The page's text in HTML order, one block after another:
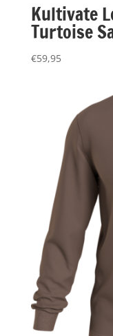
Kultivate
Turtoise
€59,95